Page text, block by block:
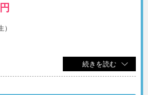
へ画面をご提示ください（会計後のご利用
続きを読む